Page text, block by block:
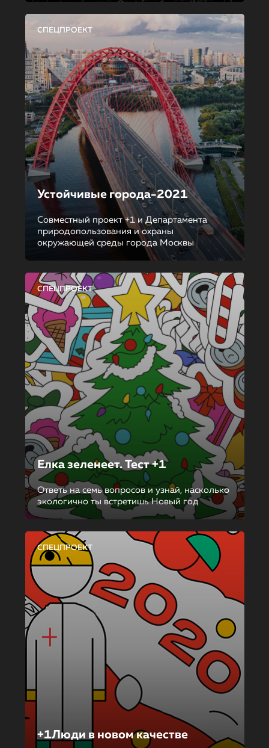
СПЕЦПРОЕКТ
Устойчивые города-2021
Совместный проект +1 и Департамента
природопользования и охраны
окружающей среды города Москвы
СПЕЦПРОЕКТ
Елка зеленеет. Тест +1
Ответь на семь вопросов и узнай, насколько
экологично ты встретишь Новый год
СПЕЦПРОЕКТ
+1Люди в новом качестве